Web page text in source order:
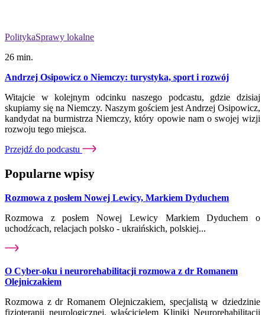
PolitykaSprawy lokalne
26 min.
Andrzej Osipowicz o Niemczy: turystyka, sport i rozwój
Witajcie w kolejnym odcinku naszego podcastu, gdzie dzisiaj
skupiamy się na Niemczy. Naszym gościem jest Andrzej Osipowicz,
kandydat na burmistrza Niemczy, który opowie nam o swojej wizji
rozwoju tego miejsca.
Przejdź do podcastu
Popularne wpisy
Rozmowa z posłem Nowej Lewicy, Markiem Dyduchem
Rozmowa z posłem Nowej Lewicy Markiem Dyduchem o
uchodźcach, relacjach polsko - ukraińskich, polskiej...
O Cyber-oku i neurorehabilitacji rozmowa z dr Romanem
Olejniczakiem
Rozmowa z dr Romanem Olejniczakiem, specjalistą w dziedzinie
fizjoterapii neurologicznej, właścicielem Kliniki Neurorehabilitacji